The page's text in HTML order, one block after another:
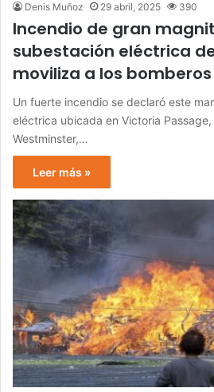
Denis Muñoz 29 abril, 2025 390
Incendio de gran
subestación eléctrica
moviliza a los bomberos
Un fuerte incendio se declaró este
eléctrica ubicada en Victoria
Westminster,…
Leer más »